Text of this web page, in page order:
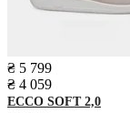
₴ 5 799
₴ 4 059
ECCO SOFT 2,0